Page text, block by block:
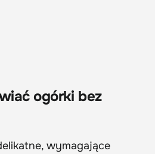
ogórki bez
wymagające